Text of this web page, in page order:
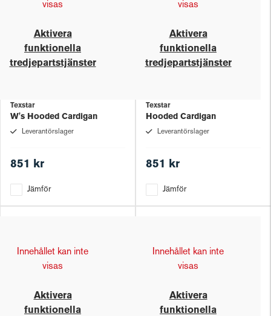
visas
Aktivera
funktionella
tredjepartstjänster
Texstar
W's Hooded Cardigan
Leverantörslager
851 kr
Jämför
visas
Aktivera
funktionella
tredjepartstjänster
Texstar
Hooded Cardigan
Leverantörslager
851 kr
Jämför
Innehållet kan inte
visas
Aktivera
funktionella
Innehållet kan inte
visas
Aktivera
funktionella